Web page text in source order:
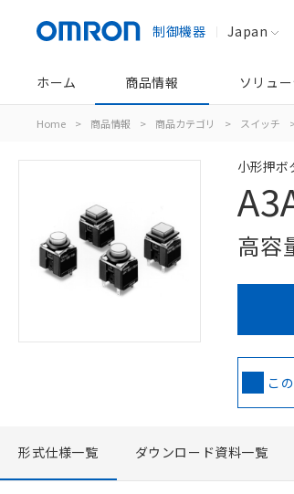
制御機器 Japan
ホーム 商品情報 ソリュ
Home > 商品情報 > 商品カテゴリ > スイッチ
小形押ボ
高容
こ
形式仕様一覧 ダウンロード資料一覧